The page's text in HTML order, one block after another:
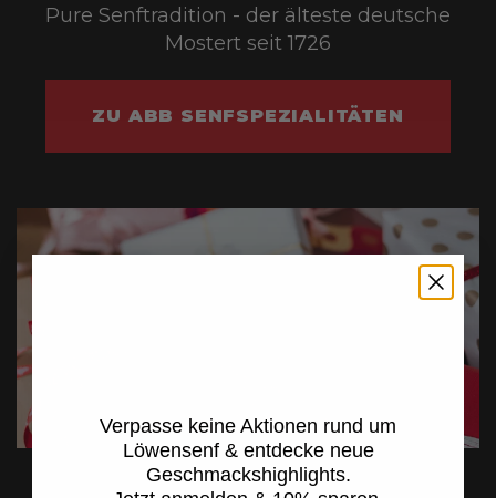
Pure Senftradition - der älteste deutsche
Mostert seit 1726
ZU ABB SENFSPEZIALITÄTEN
Jetzt anmelden &
Verpasse keine Aktionen rund um
Löwensenf & entdecke neue
Geschmackshighlights.